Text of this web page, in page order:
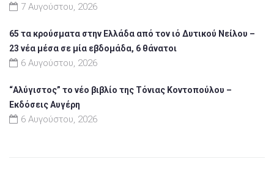
7 Αυγούστου, 2026
65 τα κρούσματα στην Ελλάδα από τον ιό Δυτικού Νείλου –
23 νέα μέσα σε μία εβδομάδα, 6 θάνατοι
6 Αυγούστου, 2026
“Αλύγιστος” το νέο βιβλίο της Τόνιας Κοντοπούλου –
Εκδόσεις Αυγέρη
6 Αυγούστου, 2026